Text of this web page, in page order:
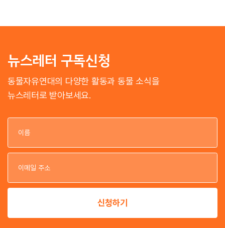
뉴스레터 구독신청
동물자유연대의 다양한 활동과 동물 소식을
뉴스레터로 받아보세요.
이
이
신청하기